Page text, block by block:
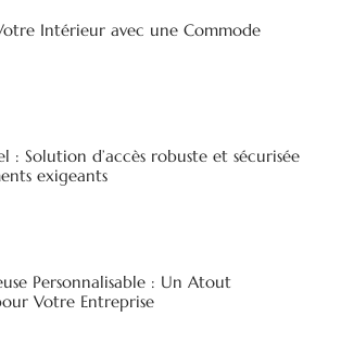
Intérieur avec une Commode
: Solution d’accès robuste et sécurisée
exigeants
Personnalisable : Un Atout
Votre Entreprise